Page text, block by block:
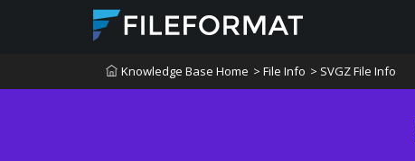
Knowledge Base Home > File Info > SVGZ File Info